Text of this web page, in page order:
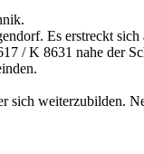
Es erstreckt
/ K 8631 nahe der
sich weiterzubilden.